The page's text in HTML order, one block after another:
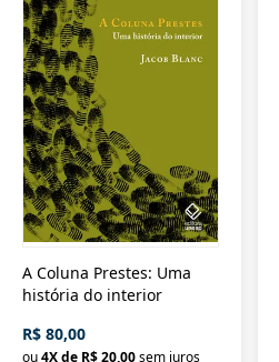
A Coluna Prestes: Uma
história do interior
R$ 80,00
ou4X de R$ 20,00sem juros